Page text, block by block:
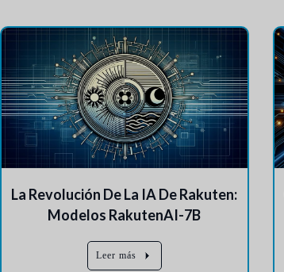
La Revolución De La IA De Rakuten:
Modelos RakutenAI-7B
Leer más